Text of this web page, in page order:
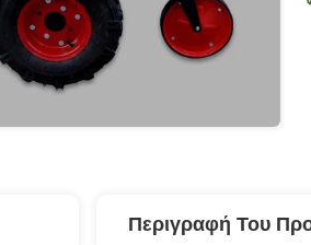
Περιγραφή Του